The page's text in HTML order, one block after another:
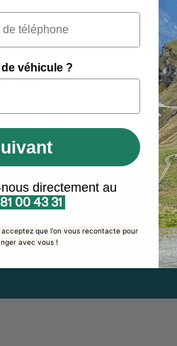
en situation de
Angers
le processus
véhicule ?
directement au
00 43 31
que l'on vous recontacte pour
avec vous !